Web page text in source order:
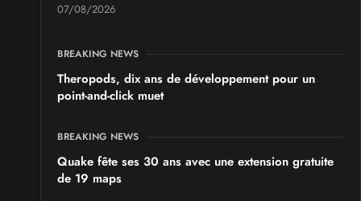
07/08/2026
BREAKING NEWS
Theropods, dix ans de développement pour un
point-and-click muet
BREAKING NEWS
Quake fête ses 30 ans avec une extension gratuite
de 19 maps